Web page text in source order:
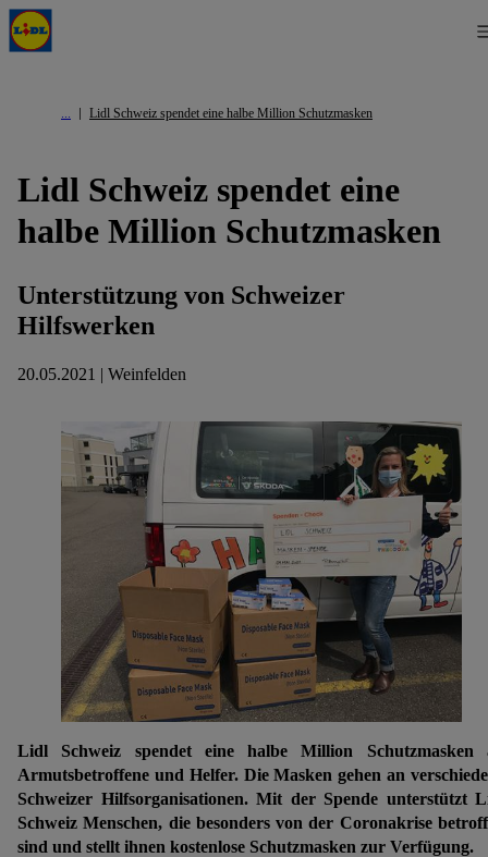
Lidl Schweiz spendet eine halbe Million Schutzmasken
Lidl Schweiz spendet eine
halbe Million Schutzmasken
Unterstützung von Schweizer
Hilfswerken
20.05.2021 | Weinfelden
Lidl Schweiz spendet eine halbe Million Schutzmasken
Armutsbetroffene und Helfer. Die Masken gehen an
Schweizer Hilfsorganisationen. Mit der Spende unterstützt
Schweiz Menschen, die besonders von der Coronakrise
sind und stellt ihnen kostenlose Schutzmasken zur Verfügung.